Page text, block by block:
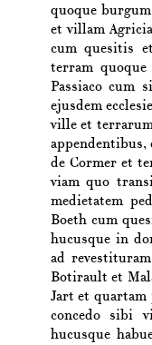
quoque
et villam
cum quesitis
terram
Passiaco cum
ejusdem
ville et
de Cormer et
viam quo
medietatem
Boeth cum
hucusque in
ad
Botirault et
Jart et quartam
concedo sibi
hucusque